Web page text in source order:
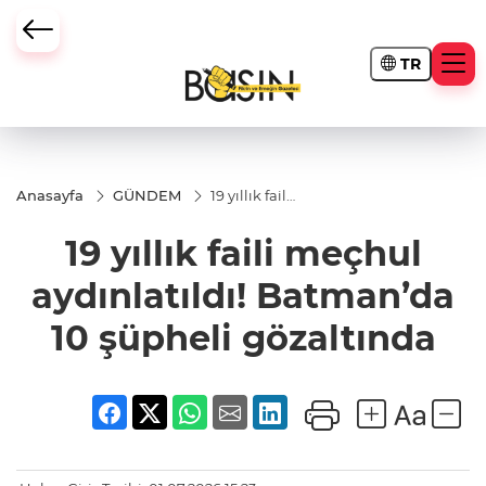
TR
Anasayfa GÜNDEM
19 yıllık faili
Batman’da
10 şüpheli
gözaltında
19 yıllık faili meçhul
aydınlatıldı! Batman’da
10 şüpheli gözaltında